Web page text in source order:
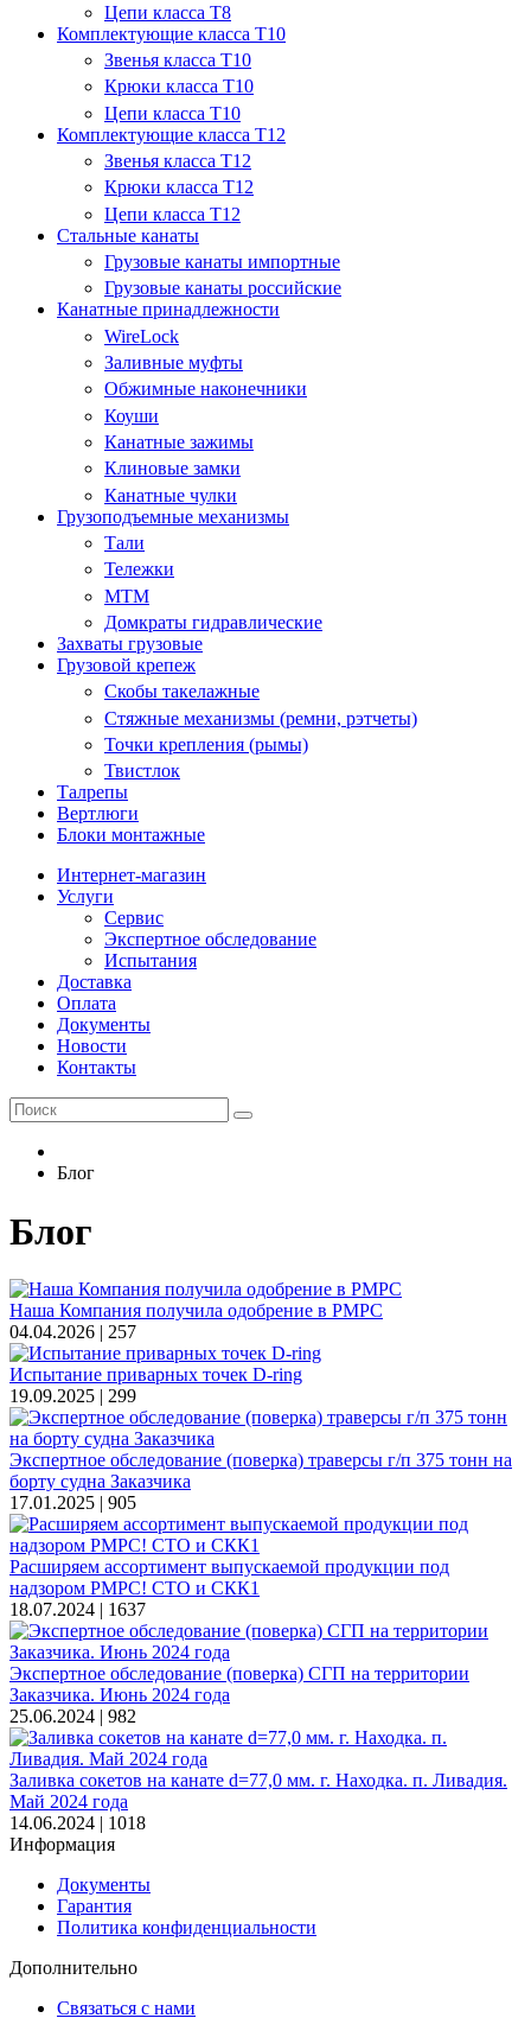
Цепи класса T8
Комплектующие класса T10
Звенья класса T10
Крюки класса T10
Цепи класса T10
Комплектующие класса Т12
Звенья класса T12
Крюки класса T12
Цепи класса T12
Стальные канаты
Грузовые канаты импортные
Грузовые канаты российские
Канатные принадлежности
WireLock
Заливные муфты
Обжимные наконечники
Коуши
Канатные зажимы
Клиновые замки
Канатные чулки
Грузоподъемные механизмы
Тали
Тележки
МТМ
Домкраты гидравлические
Захваты грузовые
Грузовой крепеж
Скобы такелажные
Стяжные механизмы (ремни, рэтчеты)
Точки крепления (рымы)
Твистлок
Талрепы
Вертлюги
Блоки монтажные
Интернет-магазин
Услуги
Сервис
Экспертное обследование
Испытания
Доставка
Оплата
Документы
Новости
Контакты
Блог
Блог
Наша Компания получила одобрение в РМРС
04.04.2026 | 257
Испытание приварных точек D-ring
19.09.2025 | 299
Экспертное обследование (поверка) траверсы г/п 375 тонн на
борту судна Заказчика
17.01.2025 | 905
Расширяем ассортимент выпускаемой продукции под
надзором РМРС! СТО и СКК1
18.07.2024 | 1637
Экспертное обследование (поверка) СГП на территории
Заказчика. Июнь 2024 года
25.06.2024 | 982
Заливка сокетов на канате d=77,0 мм. г. Находка. п. Ливадия.
Май 2024 года
14.06.2024 | 1018
Информация
Документы
Гарантия
Политика конфиденциальности
Дополнительно
Связаться с нами